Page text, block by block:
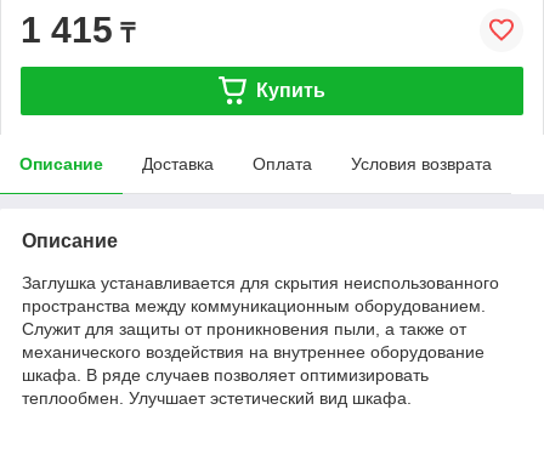
1 415 ₸
Купить
Описание Доставка Оплата Условия возврата
Описание
Заглушка устанавливается для скрытия неиспользованного
пространства между коммуникационным оборудованием.
Служит для защиты от проникновения пыли, а также от
механического воздействия на внутреннее оборудование
шкафа. В ряде случаев позволяет оптимизировать
теплообмен. Улучшает эстетический вид шкафа.